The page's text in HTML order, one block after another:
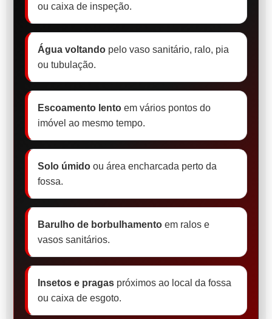
ou caixa de inspeção.
Água voltando pelo vaso sanitário, ralo, pia
ou tubulação.
Escoamento lento em vários pontos do
imóvel ao mesmo tempo.
Solo úmido ou área encharcada perto da
fossa.
Barulho de borbulhamento em ralos e
vasos sanitários.
Insetos e pragas próximos ao local da fossa
ou caixa de esgoto.